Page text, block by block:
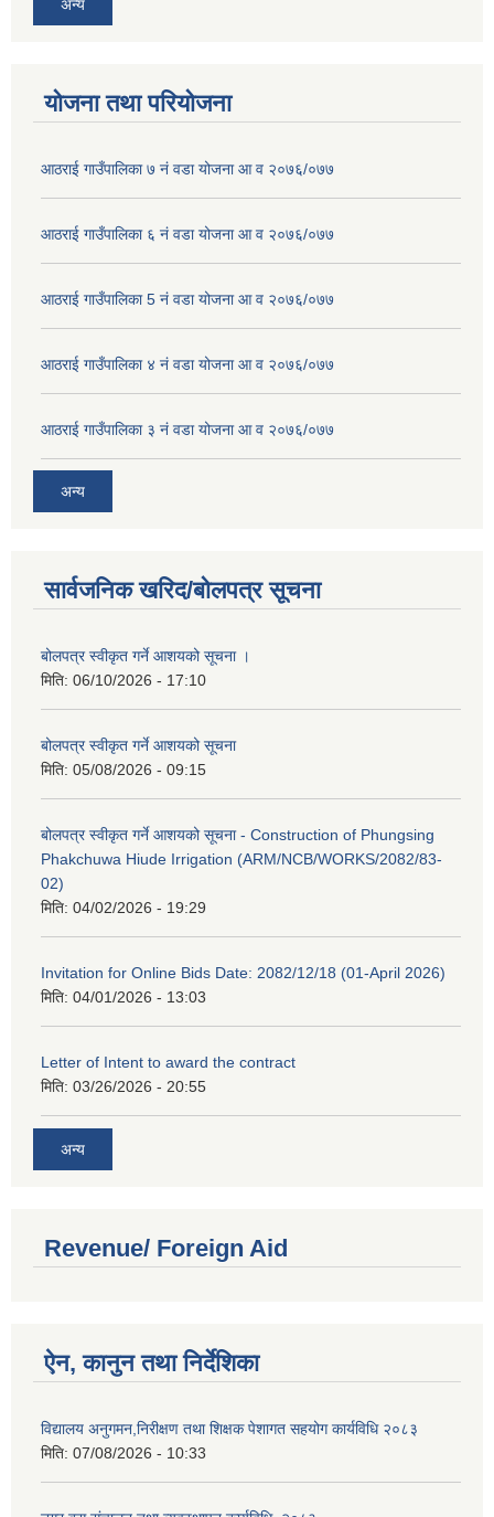
अन्य
योजना तथा परियोजना
आठराई गाउँपालिका ७ नं वडा योजना आ व २०७६/०७७
आठराई गाउँपालिका ६ नं वडा योजना आ व २०७६/०७७
आठराई गाउँपालिका 5 नं वडा योजना आ व २०७६/०७७
आठराई गाउँपालिका ४ नं वडा योजना आ व २०७६/०७७
आठराई गाउँपालिका ३ नं वडा योजना आ व २०७६/०७७
अन्य
सार्वजनिक खरिद/बोलपत्र सूचना
बोलपत्र स्वीकृत गर्ने आशयको सूचना ।
मिति: 06/10/2026 - 17:10
बोलपत्र स्वीकृत गर्ने आशयको सूचना
मिति: 05/08/2026 - 09:15
बोलपत्र स्वीकृत गर्ने आशयको सूचना - Construction of Phungsing
Phakchuwa Hiude Irrigation (ARM/NCB/WORKS/2082/83-
02)
मिति: 04/02/2026 - 19:29
Invitation for Online Bids Date: 2082/12/18 (01-April 2026)
मिति: 04/01/2026 - 13:03
Letter of Intent to award the contract
मिति: 03/26/2026 - 20:55
अन्य
Revenue/ Foreign Aid
ऐन, कानुन तथा निर्देशिका
विद्यालय अनुगमन,निरीक्षण तथा शिक्षक पेशागत सहयोग कार्यविधि २०८३
मिति: 07/08/2026 - 10:33